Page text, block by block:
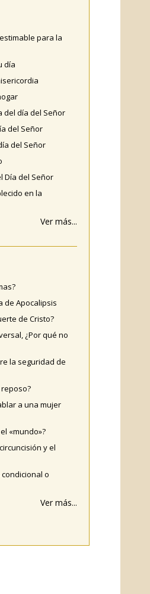
para la
día
del día del Señor
del Señor
del Señor
Día del Señor
en la
Ver más...
de Apocalipsis
de Cristo?
¿Por qué no
la seguridad de
a una mujer
«mundo»?
y el
condicional o
Ver más...